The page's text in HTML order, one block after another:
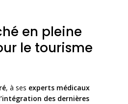
en pleine
le tourisme
, à ses experts médicaux
des dernières